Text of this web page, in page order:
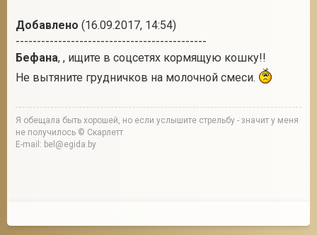
Добавлено (16.09.2017, 14:54)
---------------------------------------------
Бефана, , ищите в соцсетях кормящую кошку!!
Не вытяните грудничков на молочной смеси.
Я обещала быть хорошей, но если услышите стрельбу - значит у меня
не получилось © Скарлетт
E-mail: bel@egida.by